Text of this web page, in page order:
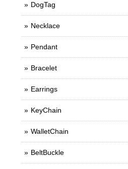
DogTag
Necklace
Pendant
Bracelet
Earrings
KeyChain
WalletChain
BeltBuckle